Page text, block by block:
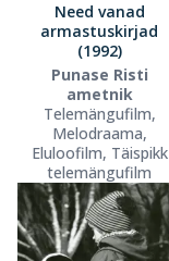
Need vanad
armastuskirjad
(1992)
Punase Risti
ametnik
Telemängufilm,
Melodraama,
Eluloofilm, Täispikk
telemängufilm